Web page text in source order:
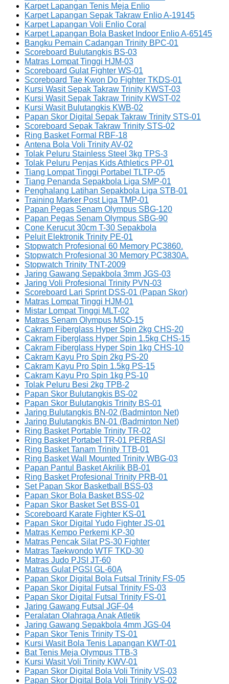
Karpet Lapangan Tenis Meja Enlio
Karpet Lapangan Sepak Takraw Enlio A-19145
Karpet Lapangan Voli Enlio Coral
Karpet Lapangan Bola Basket Indoor Enlio A-65145
Bangku Pemain Cadangan Trinity BPC-01
Scoreboard Bulutangkis BS-03
Matras Lompat Tinggi HJM-03
Scoreboard Gulat Fighter WS-01
Scoreboard Tae Kwon Do Fighter TKDS-01
Kursi Wasit Sepak Takraw Trinity KWST-03
Kursi Wasit Sepak Takraw Trinity KWST-02
Kursi Wasit Bulutangkis KWB-02
Papan Skor Digital Sepak Takraw Trinity STS-01
Scoreboard Sepak Takraw Trinity STS-02
Ring Basket Formal RBF-18
Antena Bola Voli Trinity AV-02
Tolak Peluru Stainless Steel 3kg TPS-3
Tolak Peluru Penjas Kids Athletics PP-01
Tiang Lompat Tinggi Portabel TLTP-05
Tiang Penanda Sepakbola Liga SMP-01
Penghalang Latihan Sepakbola Liga STB-01
Training Marker Post Liga TMP-01
Papan Pegas Senam Olympus SBG-120
Papan Pegas Senam Olympus SBG-90
Cone Kerucut 30cm T-30 Sepakbola
Peluit Elektronik Trinity PE-01
Stopwatch Profesional 60 Memory PC3860.
Stopwatch Profesional 30 Memory PC3830A.
Stopwatch Trinity TNT-2009
Jaring Gawang Sepakbola 3mm JGS-03
Jaring Voli Profesional Trinity PVN-03
Scoreboard Lari Sprint DSS-01 (Papan Skor)
Matras Lompat Tinggi HJM-01
Mistar Lompat Tinggi MLT-02
Matras Senam Olympus MSO-15
Cakram Fiberglass Hyper Spin 2kg CHS-20
Cakram Fiberglass Hyper Spin 1.5kg CHS-15
Cakram Fiberglass Hyper Spin 1kg CHS-10
Cakram Kayu Pro Spin 2kg PS-20
Cakram Kayu Pro Spin 1.5kg PS-15
Cakram Kayu Pro Spin 1kg PS-10
Tolak Peluru Besi 2kg TPB-2
Papan Skor Bulutangkis BS-02
Papan Skor Bulutangkis Trinity BS-01
Jaring Bulutangkis BN-02 (Badminton Net)
Jaring Bulutangkis BN-01 (Badminton Net)
Ring Basket Portable Trinity TR-02
Ring Basket Portabel TR-01 PERBASI
Ring Basket Tanam Trinity TTB-01
Ring Basket Wall Mounted Trinity WBG-03
Papan Pantul Basket Akrilik BB-01
Ring Basket Profesional Trinity PRB-01
Set Papan Skor Basketball BSS-03
Papan Skor Bola Basket BSS-02
Papan Skor Basket Set BSS-01
Scoreboard Karate Fighter KS-01
Papan Skor Digital Yudo Fighter JS-01
Matras Kempo Perkemi KP-30
Matras Pencak Silat PS-30 Fighter
Matras Taekwondo WTF TKD-30
Matras Judo PJSI JT-60
Matras Gulat PGSI GL-60A
Papan Skor Digital Bola Futsal Trinity FS-05
Papan Skor Digital Futsal Trinity FS-03
Papan Skor Digital Futsal Trinity FS-01
Jaring Gawang Futsal JGF-04
Peralatan Olahraga Anak Atletik
Jaring Gawang Sepakbola 4mm JGS-04
Papan Skor Tenis Trinity TS-01
Kursi Wasit Bola Tenis Lapangan KWT-01
Bat Tenis Meja Olympus TTB-3
Kursi Wasit Voli Trinity KWV-01
Papan Skor Digital Bola Voli Trinity VS-03
Papan Skor Digital Bola Voli Trinity VS-02